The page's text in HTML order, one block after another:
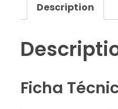
Description
Ficha